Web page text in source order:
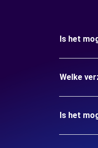
Is het
Welke
Is het